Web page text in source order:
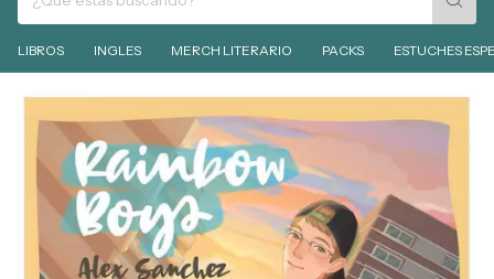
LIBROS INGLES MERCH LITERARIO PACKS ESTUCHES